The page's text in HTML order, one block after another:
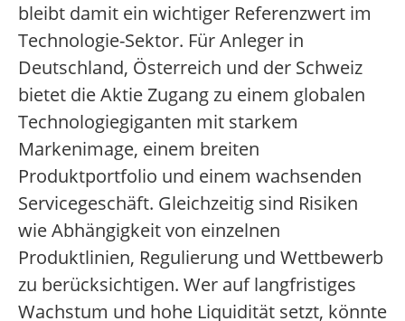
bleibt damit ein wichtiger Referenzwert im
Technologie-Sektor. Für Anleger in
Deutschland, Österreich und der Schweiz
bietet die Aktie Zugang zu einem globalen
Technologiegiganten mit starkem
Markenimage, einem breiten
Produktportfolio und einem wachsenden
Servicegeschäft. Gleichzeitig sind Risiken
wie Abhängigkeit von einzelnen
Produktlinien, Regulierung und Wettbewerb
zu berücksichtigen. Wer auf langfristiges
Wachstum und hohe Liquidität setzt, könnte